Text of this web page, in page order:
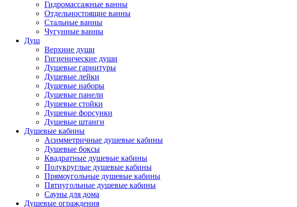
Гидромассажные ванны
Отдельностоящие ванны
Стальные ванны
Чугунные ванны
Душ
Верхние души
Гигиенические души
Душевые гарнитуры
Душевые лейки
Душевые наборы
Душевые панели
Душевые стойки
Душевые форсунки
Душевые штанги
Душевые кабины
Асимметричные душевые кабины
Душевые боксы
Квадратные душевые кабины
Полукруглые душевые кабины
Прямоугольные душевые кабины
Пятиугольные душевые кабины
Сауны для дома
Душевые ограждения